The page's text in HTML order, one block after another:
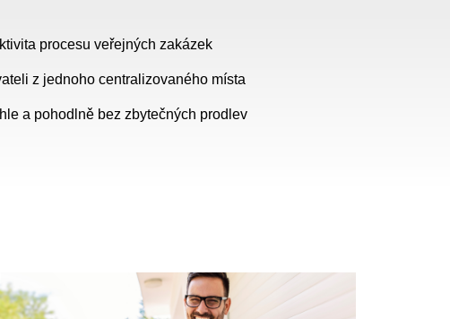
procesu veřejných zakázek
z jednoho centralizovaného místa
a pohodlně bez zbytečných prodlev